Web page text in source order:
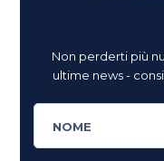
Non perderti più
ultime news -